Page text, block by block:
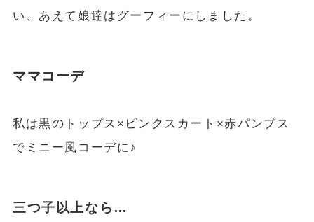
い、あえて娘達はグーフィーにしました。
ママコーデ
私は黒のトップス×ピンクスカート×赤パンプス
でミニー風コーデに♪
三つ子以上なら…